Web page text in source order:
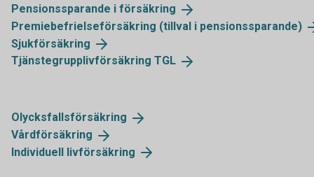
Pensionssparande i försäkring
Premiebefrielseförsäkring (tillval i pensionssparande)
Sjukförsäkring
Tjänstegrupplivförsäkring TGL
Olycksfallsförsäkring
Vårdförsäkring
Individuell livförsäkring